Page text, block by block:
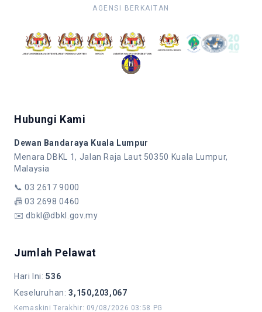
AGENSI BERKAITAN
Hubungi Kami
Dewan Bandaraya Kuala Lumpur
Menara DBKL 1, Jalan Raja Laut 50350 Kuala Lumpur,
Malaysia
📞03 2617 9000
📠03 2698 0460
✉️dbkl@dbkl.gov.my
Jumlah Pelawat
Hari Ini:536
Keseluruhan:3,150,203,067
Kemaskini Terakhir: 09/08/2026 03:58 PG